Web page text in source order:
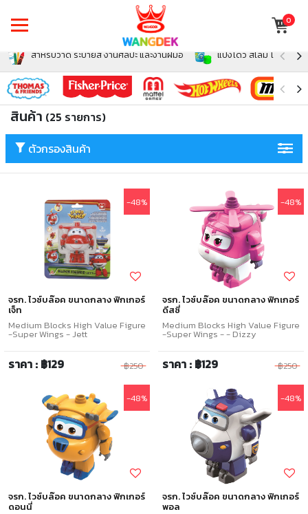
0
สำหรับวาด ระบายสี งานศิลปะ และงานฝีมือ แป้งโดว์ สไลม์ โฟม สำห
สินค้า (25 รายการ)
ตัวกรองสินค้า
-48%
จรก. ไวซ์บล๊อค ขนาดกลาง ฟิกเกอร์
เจ็ท
Medium Blocks High Value Figure
-Super Wings - Jett
ราคา : ฿129 ฿250
-48%
จรก. ไวซ์บล๊อค ขนาดกลาง ฟิกเกอร์
ดีสซี่
Medium Blocks High Value Figure
-Super Wings - - Dizzy
ราคา : ฿129 ฿250
-48%
จรก. ไวซ์บล๊อค ขนาดกลาง ฟิกเกอร์
ดอนนี่
-48%
จรก. ไวซ์บล๊อค ขนาดกลาง ฟิกเกอร์
พอล